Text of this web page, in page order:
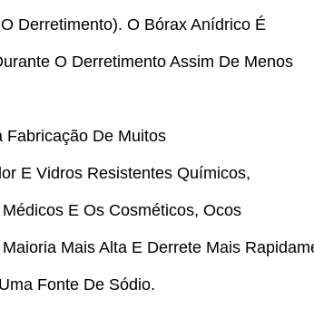
Derretimento). O Bórax Anídrico É
O Derretimento Assim De Menos
Fabricação De Muitos
E Vidros Resistentes Químicos,
E Os Cosméticos, Ocos
Mais Alta E Derrete Mais
Fonte De Sódio.